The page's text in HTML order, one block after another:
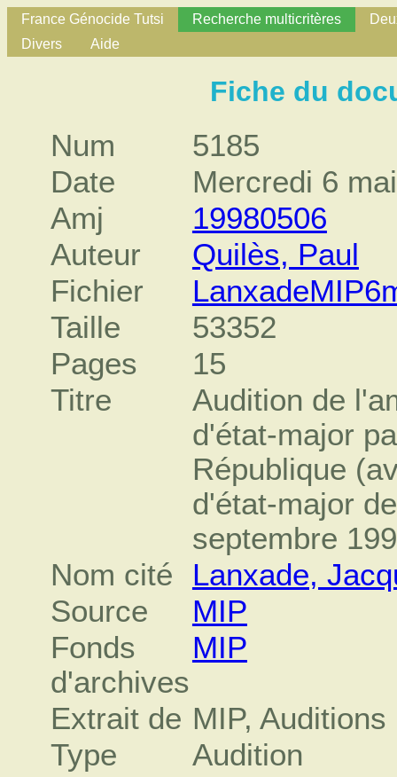
France Génocide Tutsi Recherche multicritères
Divers
Aide
Fiche du
Num
5185
Date
Mercredi 6
Amj
19980506
Auteur
Quilès, Paul
Fichier
Taille
53352
Pages
15
Titre
Audition de
d'état-major
République
d'état-major
septembre
Nom cité
Lanxade,
Source
MIP
Fonds
d'archives
MIP
Extrait de MIP, Auditions
Type
Audition